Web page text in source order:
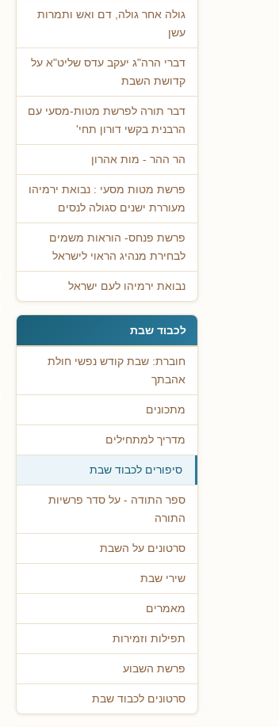
גולה אחר גולה, דם ואש ותמרות
עשן
דברי הרה"ג יעקב עדס שליט"א על
קדושת השבת
דבר תורה לפרשת מטות-מסעי עם
הרבנית בקשי דורון תחי'
הר ההר - מות אהרון
פרשת מטות מסעי : נבואת ירמיהו
מעוררת ישנים סגולה לנסים
פרשת פנחס- הוראות משמים
לבחירת מנהיג הראוי לישראל
נבואת ירמיהו לעם ישראל
לכבוד שבת
חוברת: שבת קודש נפשי חולת
אהבתך
מתכונים
מדריך למתחילים
סיפורים לכבוד שבת
ספר התודה - על סדר פרשיות
התורה
סרטונים על השבת
שירי שבת
מאמרים
תפילות וזמירות
פרשת השבוע
סרטונים לכבוד שבת